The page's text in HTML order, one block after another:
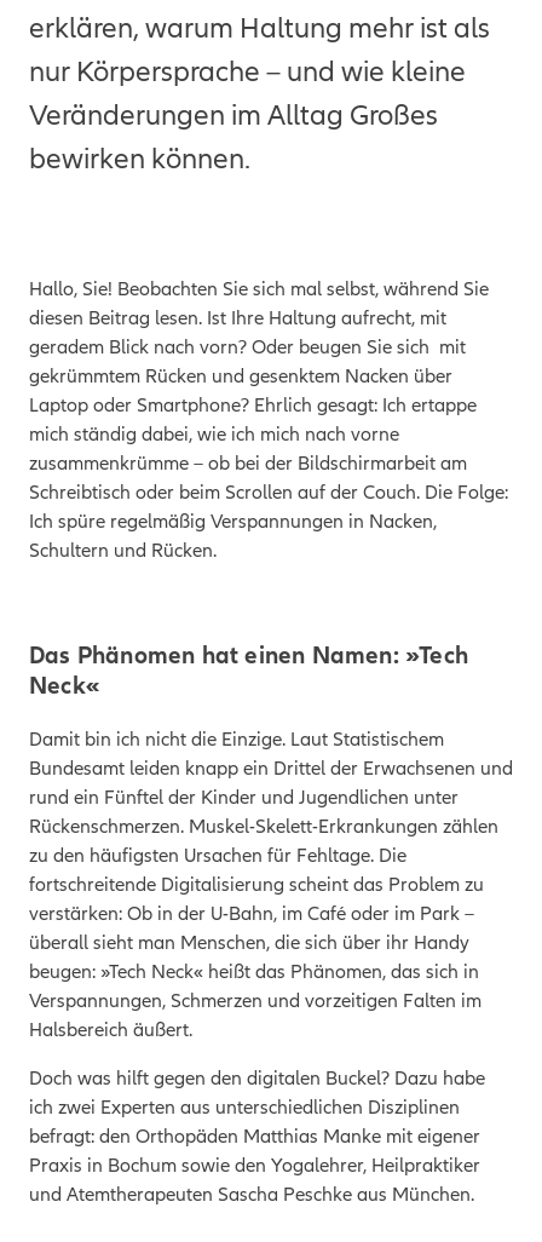
erklären, warum Haltung mehr ist als
nur Körpersprache – und wie kleine
Veränderungen im Alltag Großes
bewirken können.
Hallo, Sie! Beobachten Sie sich mal selbst, während Sie
diesen Beitrag lesen. Ist Ihre Haltung aufrecht, mit
geradem Blick nach vorn? Oder beugen Sie sich mit
gekrümmtem Rücken und gesenktem Nacken über
Laptop oder Smartphone? Ehrlich gesagt: Ich ertappe
mich ständig dabei, wie ich mich nach vorne
zusammenkrümme – ob bei der Bildschirmarbeit am
Schreibtisch oder beim Scrollen auf der Couch. Die Folge:
Ich spüre regelmäßig Verspannungen in Nacken,
Schultern und Rücken.
Das Phänomen hat einen Namen: »Tech
Neck«
Damit bin ich nicht die Einzige. Laut Statistischem
Bundesamt leiden knapp ein Drittel der Erwachsenen und
rund ein Fünftel der Kinder und Jugendlichen unter
Rückenschmerzen. Muskel-Skelett-Erkrankungen zählen
zu den häufigsten Ursachen für Fehltage. Die
fortschreitende Digitalisierung scheint das Problem zu
verstärken: Ob in der U-Bahn, im Café oder im Park –
überall sieht man Menschen, die sich über ihr Handy
beugen: »Tech Neck« heißt das Phänomen, das sich in
Verspannungen, Schmerzen und vorzeitigen Falten im
Halsbereich äußert.
Doch was hilft gegen den digitalen Buckel? Dazu habe
ich zwei Experten aus unterschiedlichen Disziplinen
befragt: den Orthopäden Matthias Manke mit eigener
Praxis in Bochum sowie den Yogalehrer, Heilpraktiker
und Atemtherapeuten Sascha Peschke aus München.